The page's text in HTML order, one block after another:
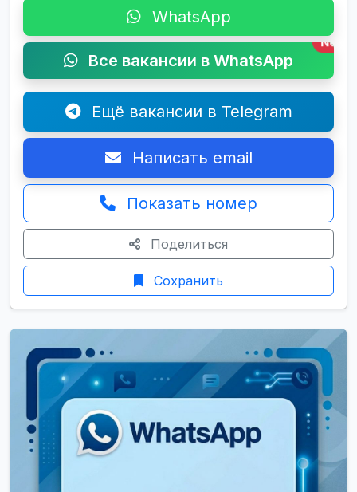
WhatsApp
Все вакансии в WhatsApp
New
Ещё вакансии в Telegram
Написать email
Показать номер
Поделиться
Сохранить